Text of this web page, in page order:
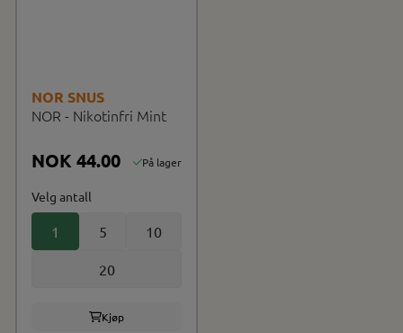
NOR SNUS
NOR - Nikotinfri Mint
NOK 44.00 På lager
Velg antall
1 5 10
20
Kjøp